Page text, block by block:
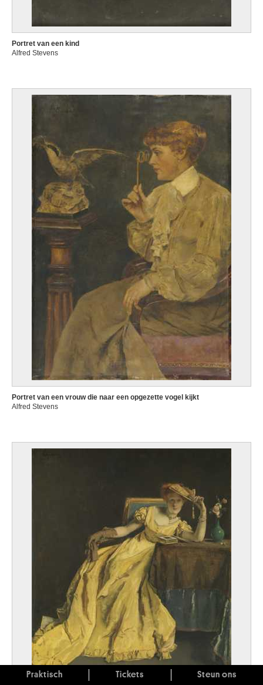
Portret van een kind
Alfred Stevens
Portret van een vrouw die naar een opgezette vogel kijkt
Alfred Stevens
Praktisch Tickets Steun ons